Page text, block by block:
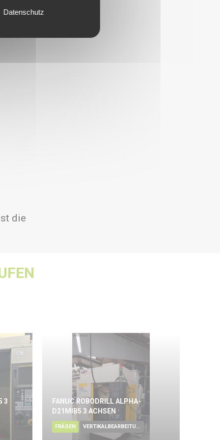
Datenschutz
die
3
FANUC ROBODRILL ALPHA-
D21MIB5 3 ACHSEN
FRÄSEN VERTIKALBEARBEITUNGSZENTRUM